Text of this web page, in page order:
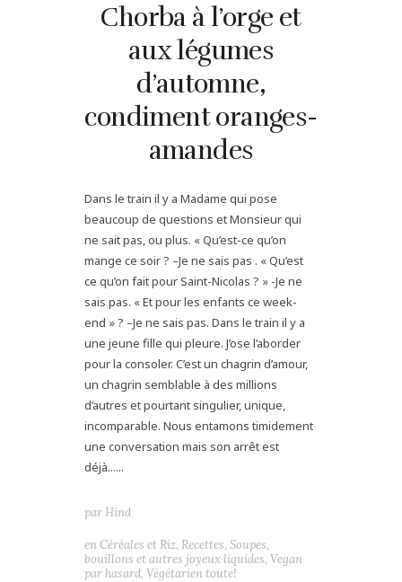
Chorba à l’orge et
aux légumes
d’automne,
condiment oranges-
amandes
Dans le train il y a Madame qui pose
beaucoup de questions et Monsieur qui
ne sait pas, ou plus. « Qu’est-ce qu’on
mange ce soir ? –Je ne sais pas . « Qu’est
ce qu’on fait pour Saint-Nicolas ? » -Je ne
sais pas. « Et pour les enfants ce week-
end » ? –Je ne sais pas. Dans le train il y a
une jeune fille qui pleure. J’ose l’aborder
pour la consoler. C’est un chagrin d’amour,
un chagrin semblable à des millions
d’autres et pourtant singulier, unique,
incomparable. Nous entamons timidement
une conversation mais son arrêt est
déjà......
par Hind
enCéréales et Riz, Recettes, Soupes,
bouillons et autres joyeux liquides, Vegan
par hasard, Végétarien toute!